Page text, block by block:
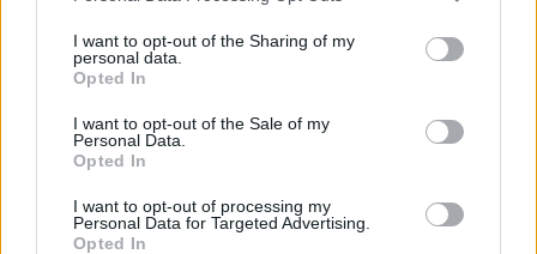
not limited to your visit or usage behaviour. You may click to
grant or deny consent to Google and its third-party tags to
use your data for below specified purposes in below Google
consent section.
I want to opt-out of the Sharing of my
personal data.
Opted In
I want to opt-out of the Sale of my
Personal Data.
Opted In
I want to opt-out of processing my
Personal Data for Targeted Advertising.
Opted In
Középpontban a hagyományőrzés, de lesz Pogány Induló és
Majka koncert, jóga szeánsz, “borhajózás” és egy csomó minden
Szólj hozzá!